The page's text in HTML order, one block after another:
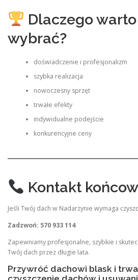
Dlaczego
wybrać?
doświadczenie i profesjonalizm
szybka realizacja
nowoczesny sprzęt
trwałe efekty
indywidualne podejście
konkurencyjne ceny
Kontakt
Jeśli Twój dach w Nadarzynie wymaga
Zadzwoń: 570 933 114
Zapewniamy profesjonalne, szybkie i
Twój dach przez długie lata.
Przywróć dachowi blask i